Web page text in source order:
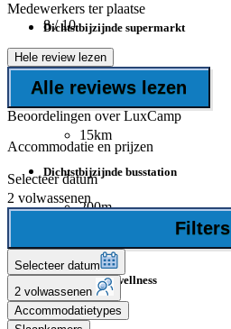
Dichtstbijzijnde supermarkt
5km
15km
Dichtstbijzijnde busstation
200m
Jacuzzi bij de wellness
Geschikt voor
Medewerkers ter plaatse
8/ 10
Hele review lezen
Alle reviews lezen
Beoordelingen over LuxCamp
Accommodatie en prijzen
Selecteer datum
2 volwassenen
Filters
Selecteer datum
2 volwassenen
Accommodatietypes